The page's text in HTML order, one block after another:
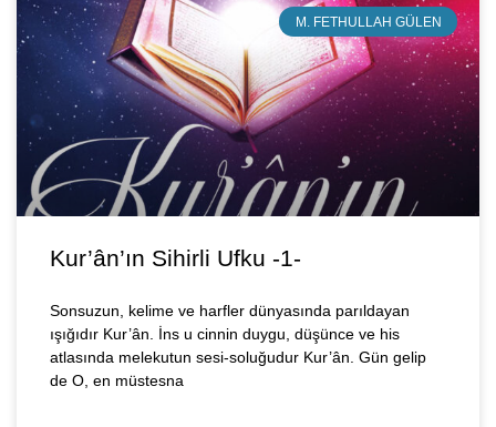
M. FETHULLAH GÜLEN
Kur’ân’ın Sihirli Ufku -1-
Sonsuzun, kelime ve harfler dünyasında parıldayan
ışığıdır Kur’ân. İns u cinnin duygu, düşünce ve his
atlasında melekutun sesi-soluğudur Kur’ân. Gün gelip
de O, en müstesna